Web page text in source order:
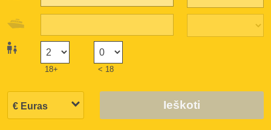
18+ < 18
Ieškoti